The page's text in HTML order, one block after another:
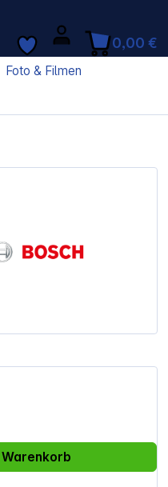
0,00 €
Foto & Filmen
Wert ein
Warenkorb